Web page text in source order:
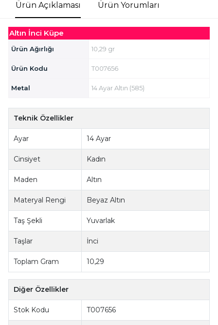
Ürün Açıklaması Ürün Yorumları
Altın İnci Küpe
Ürün Ağırlığı 10,29 gr
Ürün Kodu T007656
Metal 14 Ayar Altın (585)
Teknik Özellikler
Ayar 14 Ayar
Cinsiyet Kadın
Maden Altın
Materyal Rengi Beyaz Altın
Taş Şekli Yuvarlak
Taşlar İnci
Toplam Gram 10,29
Diğer Özellikler
Stok Kodu T007656